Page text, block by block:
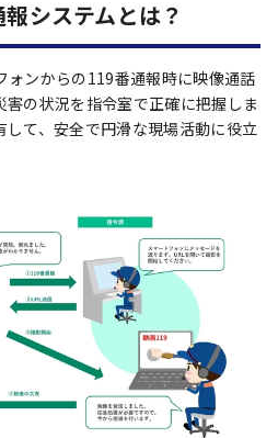
システムとは？
ォンからの119番通報時に映像通話
の状況を指令室で正確に把握しま
て、安全で円滑な現場活動に役立